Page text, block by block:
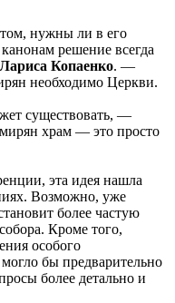
нужны ли в его
решение всегда
Лариса Копаенко. —
необходимо Церкви.
существовать, —
храм — это просто
эта идея нашла
Возможно, уже
более частую
Кроме того,
особого
бы предварительно
более детально и